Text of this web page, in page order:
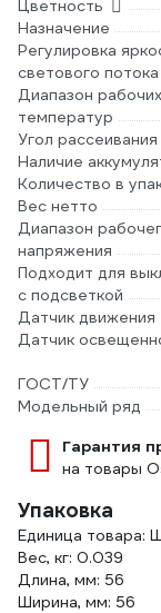
Цветность
Назначение
Регулировка
светового потока
Диапазон рабочих
температур
Угол рассеивания
Наличие
Количество в
Вес нетто
Диапазон
напряжения
Подходит для
с подсветкой
Датчик движения
Датчик
ГОСТ/ТУ
Модельный ряд
Гарантия
на товары
Упаковка
Единица товара:
Вес, кг: 0.039
Длина, мм: 56
Ширина, мм: 56